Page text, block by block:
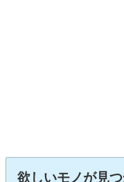
欲しいモノが見